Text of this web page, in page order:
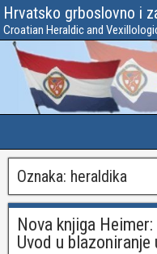
Hrvatsko grboslovno i
Croatian Heraldic and
Oznaka: heraldika
Nova knjiga
Uvod u blazoniranje